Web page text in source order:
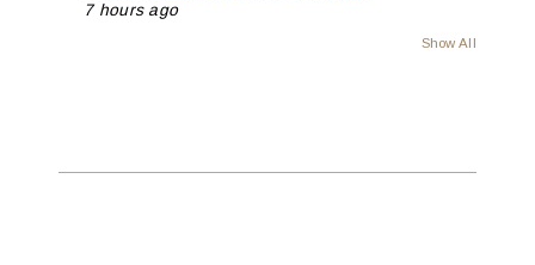
7 hours ago
Show All